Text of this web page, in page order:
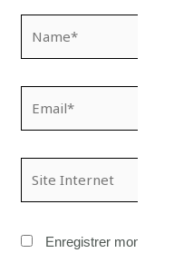
Enregistrer mon